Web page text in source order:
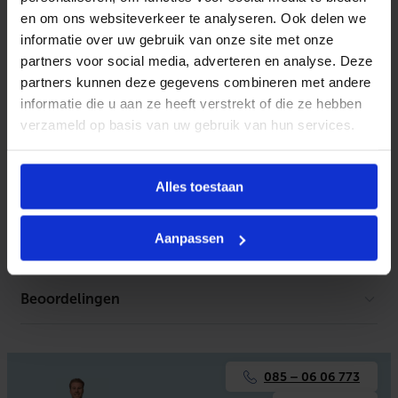
en om ons websiteverkeer te analyseren. Ook delen we
informatie over uw gebruik van onze site met onze
partners voor social media, adverteren en analyse. Deze
partners kunnen deze gegevens combineren met andere
informatie die u aan ze heeft verstrekt of die ze hebben
verzameld op basis van uw gebruik van hun services.
Alles toestaan
Aanpassen
Geen productbeschrijving beschikbaar.
Kenmerken
Toebehoren
Geen toebehoren gevonden
Beoordelingen
085 – 06 06 773